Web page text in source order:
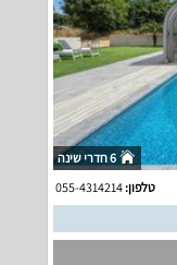
6 חדרי שינה
טלפון:055-4314214